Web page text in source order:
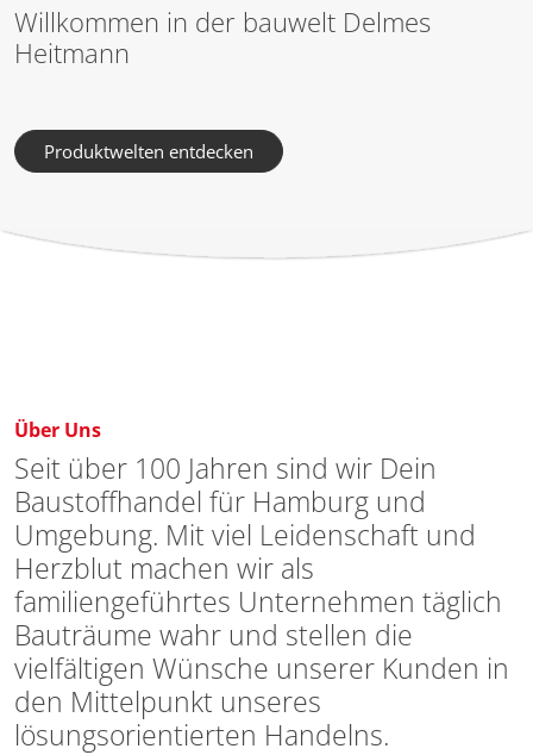
Willkommen in der bauwelt Delmes
Heitmann
Produktwelten entdecken
Über Uns
Seit über 100 Jahren sind wir Dein
Baustoffhandel für Hamburg und
Umgebung. Mit viel Leidenschaft und
Herzblut machen wir als
familiengeführtes Unternehmen täglich
Bauträume wahr und stellen die
vielfältigen Wünsche unserer Kunden in
den Mittelpunkt unseres
lösungsorientierten Handelns.